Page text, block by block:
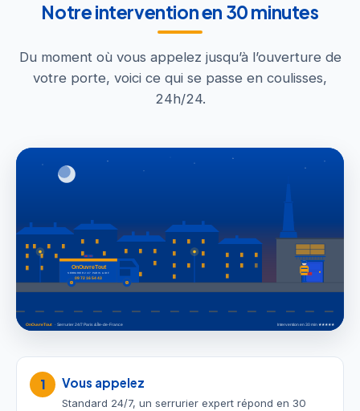
Notre intervention en 30 minutes
Du moment où vous appelez jusqu’à l’ouverture de
votre porte, voici ce qui se passe en coulisses,
24h/24.
1 Vous appelez
Standard 24/7, un serrurier expert répond en 30